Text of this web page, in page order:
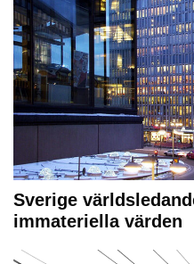
Sverige
immateriella värden